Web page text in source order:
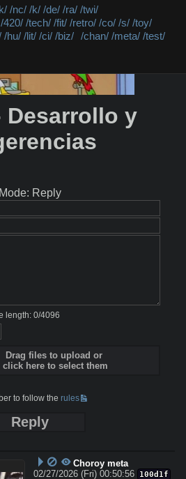
/nc/ /k/ /de/ /ra/ /twi/
/420/ /tech/ /fit/ /retro/ /co/ /s/ /toy/
/hu/ /lit/ /ci/ /biz/ /chan/ /meta/ /test/
Desarrollo y
Mode: Reply
length: 0/4096
Drag files to upload or
click here to select them
to follow therules
Reply
Choroy meta
02/27/2026 (Fri) 00:50:56 100d1f